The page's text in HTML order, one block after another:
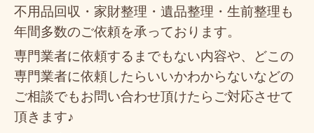
不用品回収・家財整理・遺品整理・生前整理も
年間多数のご依頼を承っております。
専門業者に依頼するまでもない内容や、どこの
専門業者に依頼したらいいかわからないなどの
ご相談でもお問い合わせ頂けたらご対応させて
頂きます♪